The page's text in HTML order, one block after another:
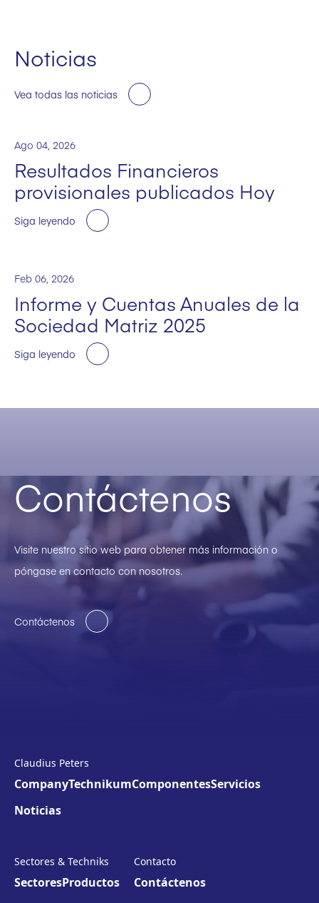
Noticias
Vea todas las noticias
Ago 04, 2026
Resultados Financieros
provisionales publicados Hoy
Siga leyendo
Feb 06, 2026
Informe y Cuentas Anuales de la
Sociedad Matriz 2025
Siga leyendo
Contáctenos
Visite nuestro sitio web para obtener más información o
póngase en contacto con nosotros.
Contáctenos
Claudius Peters
CompanyTechnikumComponentesServicios
Noticias
Sectores & Techniks
SectoresProductos
Contacto
Contáctenos